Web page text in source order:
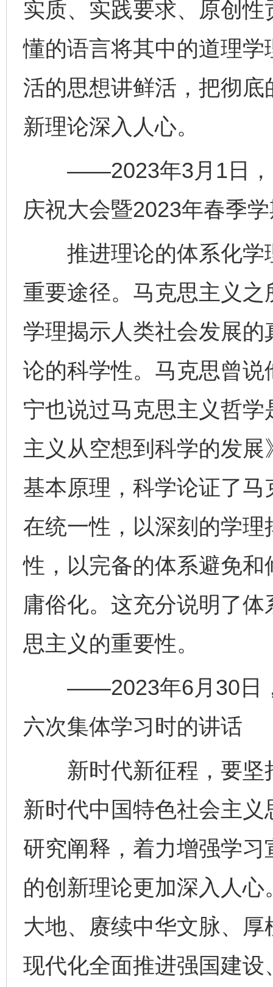
实质、实践要求、原创
懂的语言将其中的道理
活的思想讲鲜活，把彻
新理论深入人心。
——2023年3月1日，
庆祝大会暨2023年春季
推进理论的体系化学
重要途径。马克思主义
学理揭示人类社会发展
论的科学性。马克思曾
宁也说过马克思主义哲
主义从空想到科学的发
基本原理，科学论证了
在统一性，以深刻的学
性，以完备的体系避免
庸俗化。这充分说明了
思主义的重要性。
——2023年6月30日，
六次集体学习时的讲话
新时代新征程，要坚
新时代中国特色社会主
研究阐释，着力增强学
的创新理论更加深入人心
大地、赓续中华文脉、
现代化全面推进强国建